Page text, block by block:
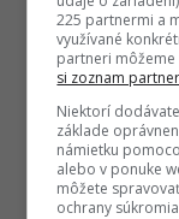
225 partnermi a
využívané
partneri
si zoznam
Niektorí
základe
námietku
alebo v ponuke
môžete
ochrany